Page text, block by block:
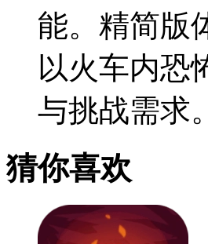
能。精简版
以火车内恐
与挑战需求。
猜你喜欢